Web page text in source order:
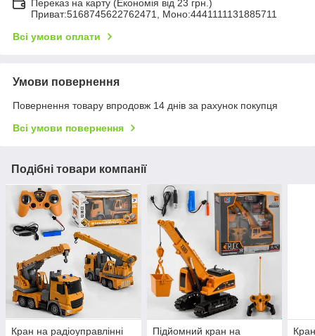
Переказ на карту (Економія від 23 грн.)
Приват:5168745622762471, Моно:4441111131885711
Всі умови оплати
Умови повернення
Повернення товару впродовж 14 днів за рахунок покупця
Всі умови повернення
Подібні товари компанії
Кран на радіоуправлінні
Підйомний кран на